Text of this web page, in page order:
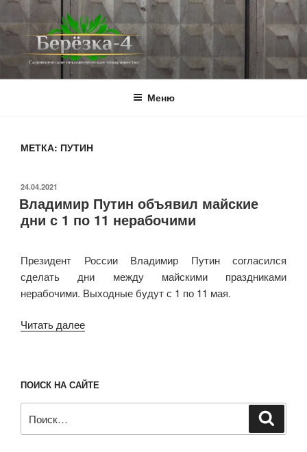
Перейти
к
содержимому
BEREZKA4.RU
СНТ Берёзка-4
Меню
МЕТКА: ПУТИН
ОПУБЛИКОВАНО
24.04.2021
Владимир Путин объявил майские
дни с 1 по 11 нерабочими
Президент России Владимир Путин согласился
сделать дни между майскими праздниками
нерабочими. Выходные будут с 1 по 11 мая.
Читать далее«Владимир
дни
с
по
ПОИСК НА САЙТЕ